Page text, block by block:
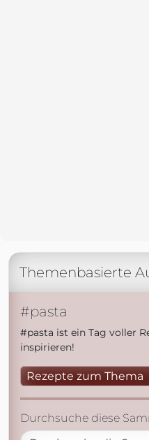
Themenbasierte
#pasta
#pasta ist ein Tag voller
inspirieren!
Rezepte zum Thema
Durchsuche diese